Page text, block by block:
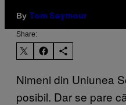
By Tom Seymour
Share:
Nimeni din Uniunea
posibil. Dar se pare